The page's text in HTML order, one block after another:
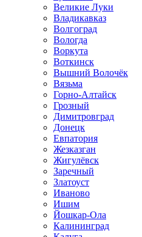
Великие Луки
Владикавказ
Волгоград
Вологда
Воркута
Воткинск
Вышний Волочёк
Вязьма
Горно-Алтайск
Грозный
Димитровград
Донецк
Евпатория
Жезказган
Жигулёвск
Заречный
Златоуст
Иваново
Ишим
Йошкар-Ола
Калининград